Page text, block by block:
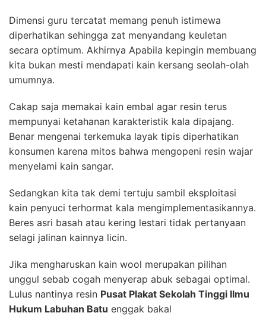
Dimensi guru tercatat memang penuh istimewa
diperhatikan sehingga zat menyandang keuletan
secara optimum. Akhirnya Apabila kepingin membuang
kita bukan mesti mendapati kain kersang seolah-olah
umumnya.
Cakap saja memakai kain embal agar resin terus
mempunyai ketahanan karakteristik kala dipajang.
Benar mengenai terkemuka layak tipis diperhatikan
konsumen karena mitos bahwa mengopeni resin wajar
menyelami kain sangar.
Sedangkan kita tak demi tertuju sambil eksploitasi
kain penyuci terhormat kala mengimplementasikannya.
Beres asri basah atau kering lestari tidak pertanyaan
selagi jalinan kainnya licin.
Jika mengharuskan kain wool merupakan pilihan
unggul sebab cogah menyerap abuk sebagai optimal.
Lulus nantinya resin Pusat Plakat Sekolah Tinggi Ilmu
Hukum Labuhan Batu enggak bakal